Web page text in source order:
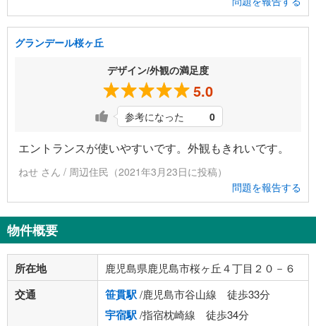
グランデール桜ヶ丘
デザイン/外観の満足度
5.0
参考になった 0
エントランスが使いやすいです。外観もきれいです。
ねせ さん / 周辺住民（2021年3月23日に投稿）
問題を報告する
物件概要
所在地 鹿児島県鹿児島市桜ヶ丘４丁目２０－６
交通 笹貫駅/鹿児島市谷山線 徒歩33分
宇宿駅/指宿枕崎線 徒歩34分